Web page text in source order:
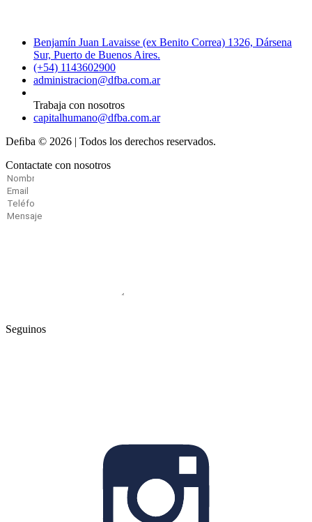
Benjamín Juan Lavaisse (ex Benito Correa) 1326, Dársena
Sur, Puerto de Buenos Aires.
(+54) 1143602900
administracion@dfba.com.ar
Trabaja con nosotros
capitalhumano@dfba.com.ar
Deﬁba © 2026 | Todos los derechos reservados.
Contactate con nosotros
Seguinos